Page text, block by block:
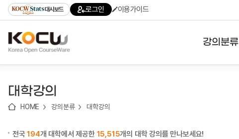
기
기
기
content)
가
대시보드 로그인 이용가이드
강의분류
대학강의
HOME 강의분류 대학강의
전국194개 대학에서 제공한 15,515개의 대학 강의를 만나보세요!